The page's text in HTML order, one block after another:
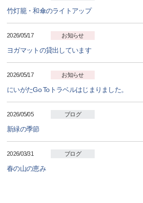
竹灯籠・和傘のライトアップ
2026/05/17 お知らせ
ヨガマットの貸出しています
2026/05/17 お知らせ
にいがたGo Toトラベルはじまりました。
2026/05/05 ブログ
新緑の季節
2026/03/31 ブログ
春の山の恵み